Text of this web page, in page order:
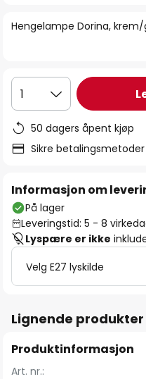
Hengelampe Dorina,
1
50 dagers åpent kjøp
Sikre betalingsmetoder
Informasjon om
På lager
Leveringstid: 5 - 8
Lyspære er ikke
Velg E27 lyskilde
Lignende produkter
Produktinformasjon
Art. nr.: